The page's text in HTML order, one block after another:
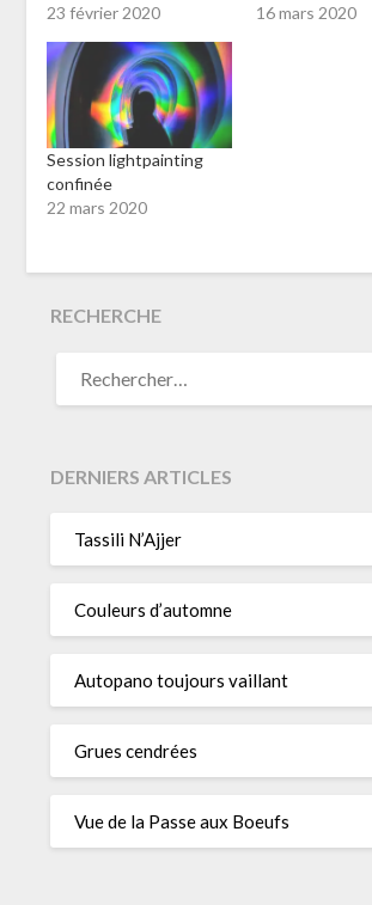
23 février 2020
16 mars 2020
Session lightpainting
confinée
22 mars 2020
RECHERCHE
DERNIERS ARTICLES
Tassili N’Ajjer
Couleurs d’automne
Autopano toujours vaillant
Grues cendrées
Vue de la Passe aux Boeufs